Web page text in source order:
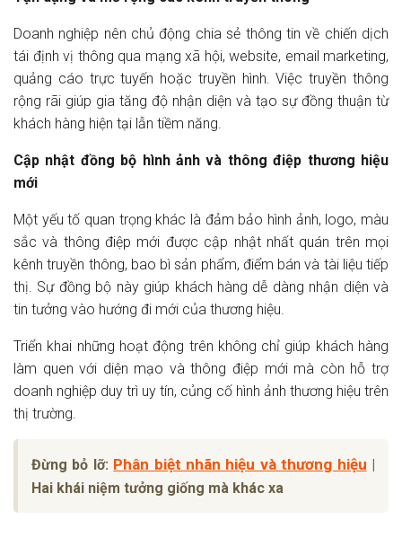
Doanh nghiệp nên chủ động chia sẻ thông tin về chiến dịch
tái định vị thông qua mạng xã hội, website, email marketing,
quảng cáo trực tuyến hoặc truyền hình. Việc truyền thông
rộng rãi giúp gia tăng độ nhận diện và tạo sự đồng thuận từ
khách hàng hiện tại lẫn tiềm năng.
Cập nhật đồng bộ hình ảnh và thông điệp thương hiệu
mới
Một yếu tố quan trọng khác là đảm bảo hình ảnh, logo, màu
sắc và thông điệp mới được cập nhật nhất quán trên mọi
kênh truyền thông, bao bì sản phẩm, điểm bán và tài liệu tiếp
thị. Sự đồng bộ này giúp khách hàng dễ dàng nhận diện và
tin tưởng vào hướng đi mới của thương hiệu.
Triển khai những hoạt động trên không chỉ giúp khách hàng
làm quen với diện mạo và thông điệp mới mà còn hỗ trợ
doanh nghiệp duy trì uy tín, củng cố hình ảnh thương hiệu trên
thị trường.
Đừng bỏ lỡ: Phân biệt nhãn hiệu và thương hiệu
Hai khái niệm tưởng giống mà khác xa